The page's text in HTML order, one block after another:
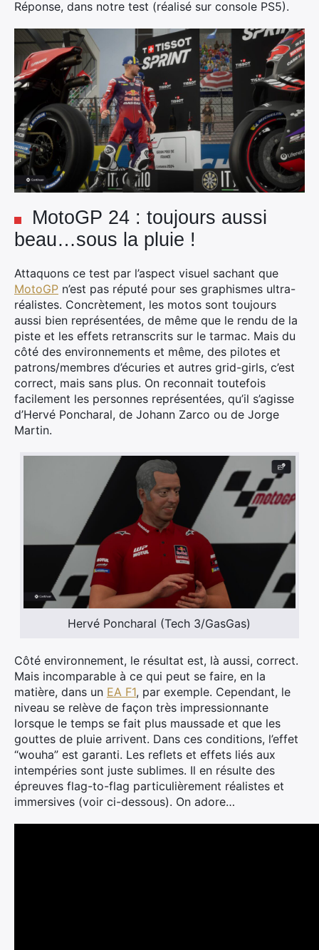
Réponse, dans notre test (réalisé sur console PS5).
MotoGP 24 : toujours aussi
beau…sous la pluie !
Attaquons ce test par l’aspect visuel sachant que
MotoGP n’est pas réputé pour ses graphismes ultra-
réalistes. Concrètement, les motos sont toujours
aussi bien représentées, de même que le rendu de la
piste et les effets retranscrits sur le tarmac. Mais du
côté des environnements et même, des pilotes et
patrons/membres d’écuries et autres grid-girls, c’est
correct, mais sans plus. On reconnait toutefois
facilement les personnes représentées, qu’il s’agisse
d’Hervé Poncharal, de Johann Zarco ou de Jorge
Martin.
Hervé Poncharal (Tech 3/GasGas)
Côté environnement, le résultat est, là aussi, correct.
Mais incomparable à ce qui peut se faire, en la
matière, dans un EA F1, par exemple. Cependant, le
niveau se relève de façon très impressionnante
lorsque le temps se fait plus maussade et que les
gouttes de pluie arrivent. Dans ces conditions, l’effet
“wouha” est garanti. Les reflets et effets liés aux
intempéries sont juste sublimes. Il en résulte des
épreuves flag-to-flag particulièrement réalistes et
immersives (voir ci-dessous). On adore…